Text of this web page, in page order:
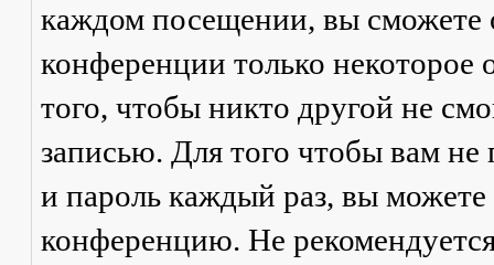
каждом посещении, вы сможете
конференции только некоторое
того, чтобы никто другой не
записью. Для того чтобы вам не
и пароль каждый раз, вы
конференцию. Не